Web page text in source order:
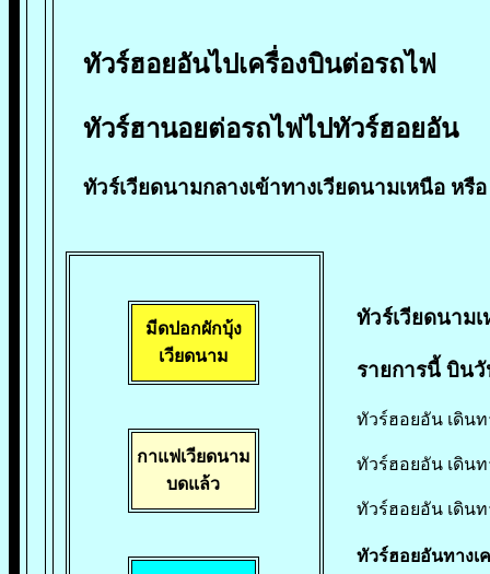
ทัวร์ฮอยอันไปเครื่องบินต่อรถไฟ
ทัวร์ฮานอยต่อรถไฟไปทัวร์ฮอยอัน
ทัวร์เวียดนามกลางเข้าทางเวียดนามเหนือ หรื
มีดปอกผักบุ้ง
เวียดนาม
กาแฟเวียดนาม
บดแล้ว
ทัวร์เวียดนาม
รายการนี้ บิน
ทัวร์ฮอยอัน เดินท
ทัวร์ฮอยอัน เดินท
ทัวร์ฮอยอัน เดินท
ทัวร์ฮอยอันทางเ